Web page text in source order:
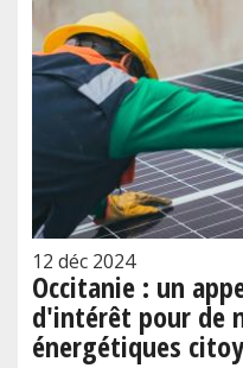
12 déc 2024
Occitanie : un
d'intérêt pour de
énergétiques